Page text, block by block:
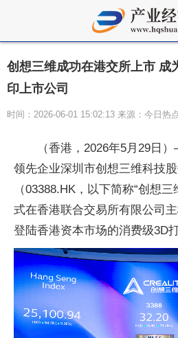
创想三维成功在港交所上市 成
印上市公司
时间：2026-06-01 15:02:13 来源：今日热
（香港，2026年5月29日
领先企业深圳市创想三维科技
（03388.HK，以下简称“创想
式在香港联合交易所有限公司
登陆香港资本市场的消费级3D